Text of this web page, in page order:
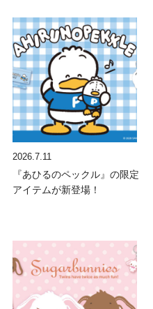
2026.7.11
『あひるのペックル』の限定
アイテムが新登場！